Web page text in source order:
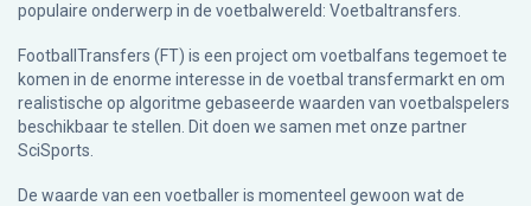
populaire onderwerp in de voetbalwereld: Voetbaltransfers.
FootballTransfers (FT) is een project om voetbalfans tegemoet te
komen in de enorme interesse in de voetbal transfermarkt en om
realistische op algoritme gebaseerde waarden van voetbalspelers
beschikbaar te stellen. Dit doen we samen met onze partner
SciSports
De waarde van een voetballer is momenteel gewoon wat de